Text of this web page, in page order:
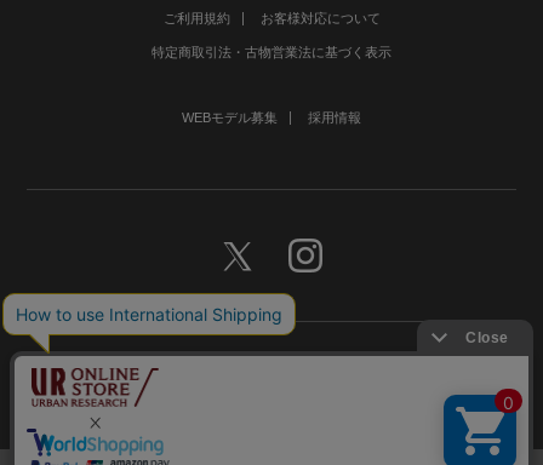
ご利用規約 お客様対応について
特定商取引法・古物営業法に基づく表示
WEBモデル募集 採用情報